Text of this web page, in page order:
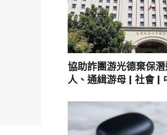
協助詐團游光德棄保
人、通緝游母 | 社會 |